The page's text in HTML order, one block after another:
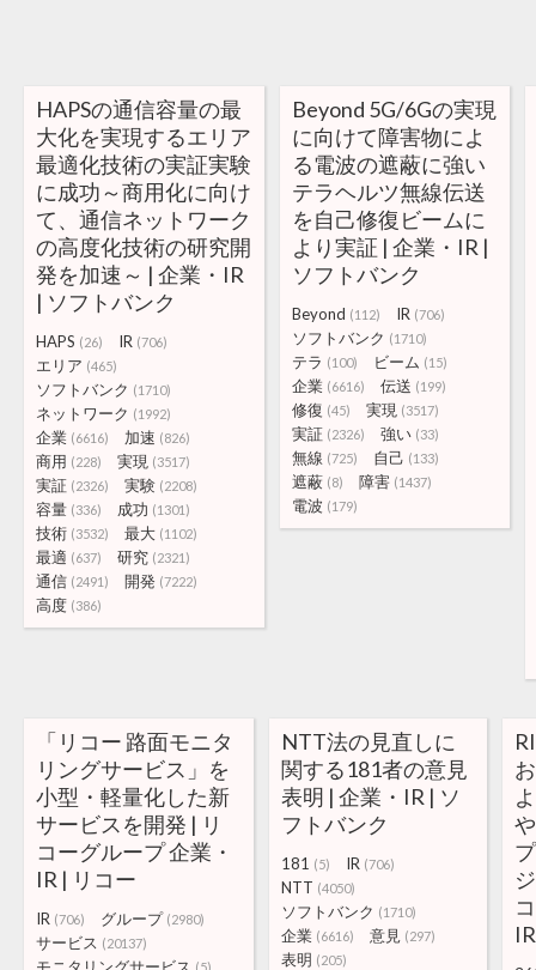
HAPSの通信容量の最
大化を実現するエリア
最適化技術の実証実験
に成功～商用化に向け
て、通信ネットワーク
の高度化技術の研究開
発を加速～ | 企業・IR
| ソフトバンク
HAPS (26) IR (706)
エリア (465)
ソフトバンク (1710)
ネットワーク (1992)
企業 (6616) 加速 (826)
商用 (228) 実現 (3517)
実証 (2326) 実験 (2208)
容量 (336) 成功 (1301)
技術 (3532) 最大 (1102)
最適 (637) 研究 (2321)
通信 (2491) 開発 (7222)
高度 (386)
Beyond 5G/6Gの実現
に向けて障害物によ
る電波の遮蔽に強い
テラヘルツ無線伝送
を自己修復ビームに
より実証 | 企業・IR |
ソフトバンク
Beyond (112) IR (706)
ソフトバンク (1710)
テラ (100) ビーム (15)
企業 (6616) 伝送 (199)
修復 (45) 実現 (3517)
実証 (2326) 強い (33)
無線 (725) 自己 (133)
遮蔽 (8) 障害 (1437)
電波 (179)
「リコー 路面モニタ
リングサービス」を
小型・軽量化した新
サービスを開発 | リ
コーグループ 企業・
IR | リコー
IR (706) グループ (2980)
サービス (20137)
NTT法の見直しに
関する181者の意見
表明 | 企業・IR | ソ
フトバンク
181 (5) IR (706)
NTT (4050)
ソフトバンク (1710)
企業 (6616) 意見 (297)
表明 (205)